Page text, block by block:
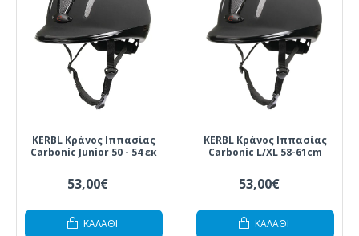
KERBL Κράνος Ιππασίας
Carbonic Junior 50 - 54 εκ
53,00€
ΚΑΛΆΘΙ
KERBL Κράνος Ιππασίας
Carbonic L/XL 58-61cm
53,00€
ΚΑΛΆΘΙ